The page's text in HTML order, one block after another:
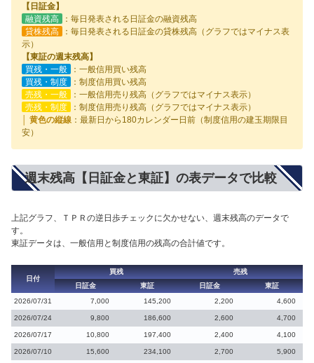
【日証金】
融資残高
：毎日発表される日証金の融資残高
貸株残高
：毎日発表される日証金の貸株残高（グラフではマイナス表
示）
【東証の週末残高】
買残・一般
：一般信用買い残高
買残・制度
：制度信用買い残高
売残・一般
：一般信用売り残高（グラフではマイナス表示）
売残・制度
：制度信用売り残高（グラフではマイナス表示）
│ 黄色の縦線 ：最新日から180カレンダー日前（制度信用の建玉期限目
安）
週末残高【日証金と東証】の表データで比較
上記グラフ、ＴＰＲの逆日歩チェックに欠かせない、週末残高のデータで
す。
東証データは、一般信用と制度信用の残高の合計値です。
日付
買残
売残
日証金
東証 日証金
東証
2026/07/31
7,000 145,200 2,200 4,600
2026/07/24 9,800 186,600 2,600 4,700
2026/07/17 10,800 197,400 2,400 4,100
2026/07/10 15,600 234,100 2,700 5,900